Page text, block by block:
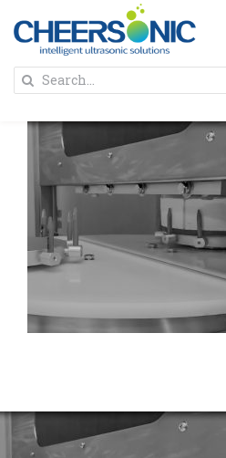
解决方案
蛋糕切割机
蛋糕切片机
块状奶酪切片
披萨切割机
面团
超声波设备
人才招聘
联系我们
Search